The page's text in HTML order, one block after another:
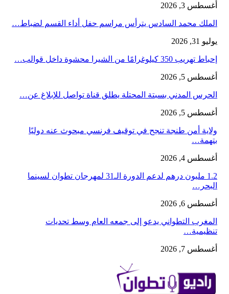
أغسطس 3, 2026
الملك محمد السادس يترأس مراسم حفل أداء القسم لضباط…
يوليو 31, 2026
إحباط تهريب 350 كيلوغرامًا من الشيرا محشوة داخل قوالب…
أغسطس 5, 2026
الحرس المدني بسبتة المحتلة يطلق قناة تواصل للإبلاغ عن…
أغسطس 5, 2026
ولاية أمن طنجة تنجح في توقيف فرنسي مبحوث عنه دوليًا
بتهمة…
أغسطس 4, 2026
1.2 مليون درهم لدعم الدورة الـ31 لمهرجان تطوان لسينما
البحر…
أغسطس 6, 2026
المغرب التطواني يدعو إلى جمعه العام وسط تحديات
تنظيمية…
أغسطس 7, 2026